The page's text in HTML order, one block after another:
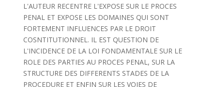
L'AUTEUR RECENTRE L'EXPOSE SUR LE PROCES
PENAL ET EXPOSE LES DOMAINES QUI SONT
FORTEMENT INFLUENCES PAR LE DROIT
COSNTITUTIONNEL. IL EST QUESTION DE
L'INCIDENCE DE LA LOI FONDAMENTALE SUR LE
ROLE DES PARTIES AU PROCES PENAL, SUR LA
STRUCTURE DES DIFFERENTS STADES DE LA
PROCEDURE ET ENFIN SUR LES VOIES DE